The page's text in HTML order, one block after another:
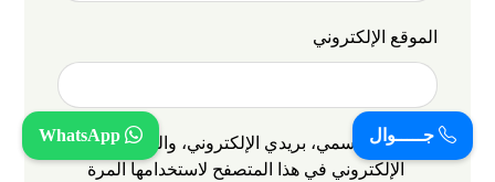
الموقع الإلكتروني
احفظ اسمي، بريدي الإلكتروني، والموقع
الإلكتروني في هذا المتصفح لاستخدامها المرة
جـــــوال